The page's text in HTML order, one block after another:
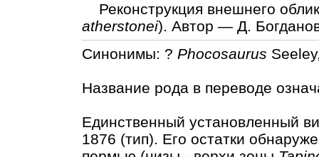
Реконструкция внешнего
atherstonei). Автор — Д.
Синонимы: ? Phocosaurus
Название рода в переводе
Единственный установленный
1876 (тип). Его остатки